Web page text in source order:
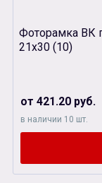
Фоторамка ВК
21х30 (10)
от 421.20 руб.
в наличии 10 шт.